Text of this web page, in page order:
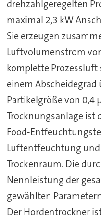
drehzahlgeregelten
maximal 2,3 kW
Sie erzeugen
Luftvolumenstrom
komplette
einem Abscheidegrad
Partikelgröße von 0,4
Trocknungsanlage ist
Food-
Luftentfeuchtung und
Trockenraum. Die
Nennleistung der
gewählten
Der Hordentrockner